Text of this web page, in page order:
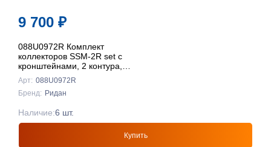
9 700 ₽
088U0972R Комплект
коллекторов SSM-2R set с
кронштейнами, 2 контура,
Ридан
Арт: 088U0972R
Бренд: Ридан
Купить
Наличие:6 шт.